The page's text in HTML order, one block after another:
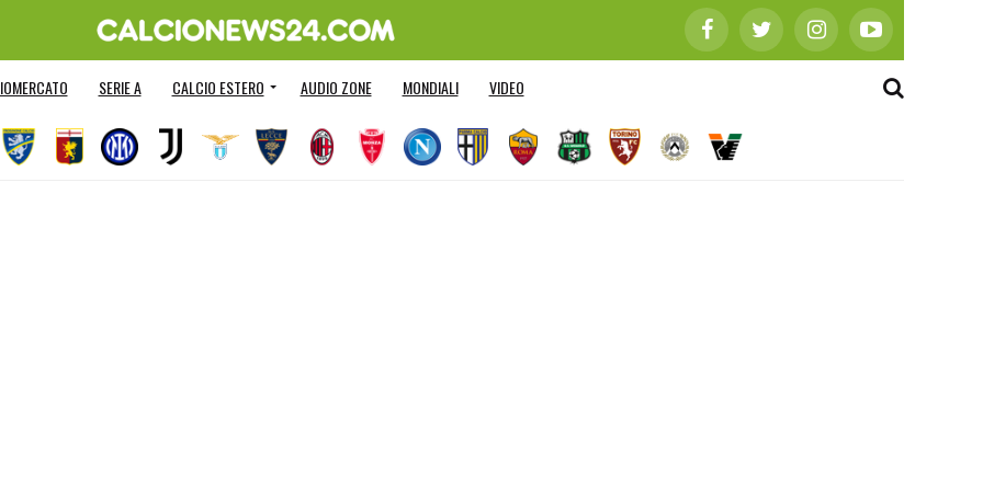
SERIE A CALCIO ESTERO AUDIO ZONE MONDIALI VIDEO